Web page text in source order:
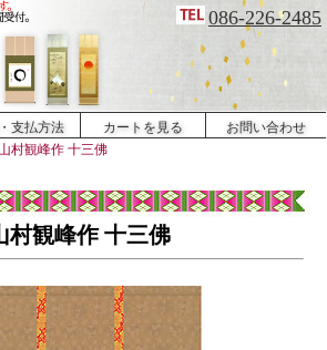
086-226-2485
支払方法 カートを見る
お問い合わせ
山村観峰作 十三佛
村観峰作 十三佛